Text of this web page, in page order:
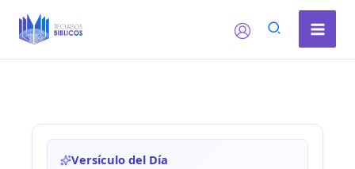
Versículo del Día